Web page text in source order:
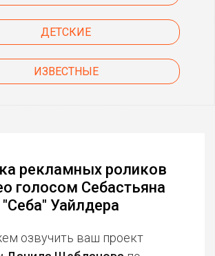
ДЕТСКИЕ
ИЗВЕСТНЫЕ
рекламных роликов
голосом Себастьяна
"Себа" Уайлдера
озвучить ваш проект